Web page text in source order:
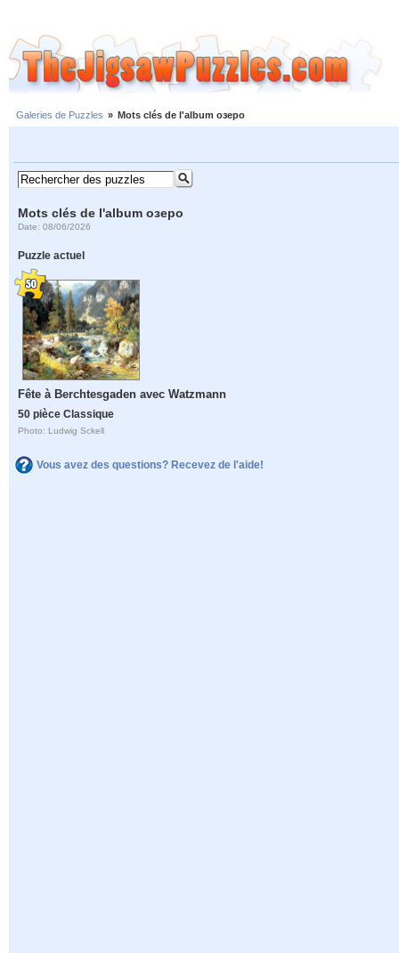
Galeries de Puzzles » Mots clés de l'album озеро
Mots clés de l'album озеро
Date: 08/06/2026
Puzzle actuel
Fête à Berchtesgaden avec Watzmann
50 pièce Classique
Photo: Ludwig Sckell
Vous avez des questions? Recevez de l'aide!